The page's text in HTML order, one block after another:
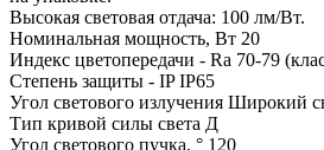
Высокая световая отдача: 100 лм/Вт.
Номинальная мощность, Вт 20
Индекс цветопередачи - Ra 70-79
Степень защиты - IP IP65
Угол светового излучения Широкий
Тип кривой силы света Д
Угол светового пучка, ° 120